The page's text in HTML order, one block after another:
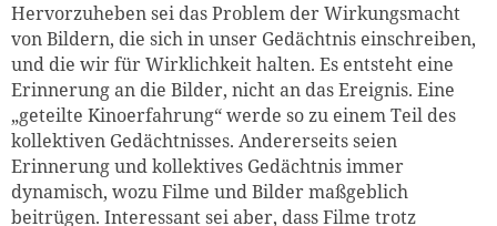
Hervorzuheben sei das Problem der Wirkungsmacht
von Bildern, die sich in unser Gedächtnis einschreiben,
und die wir für Wirklichkeit halten. Es entsteht eine
Erinnerung an die Bilder, nicht an das Ereignis. Eine
„geteilte Kinoerfahrung“ werde so zu einem Teil des
kollektiven Gedächtnisses. Andererseits seien
Erinnerung und kollektives Gedächtnis immer
dynamisch, wozu Filme und Bilder maßgeblich
beitrügen. Interessant sei aber, dass Filme trotz